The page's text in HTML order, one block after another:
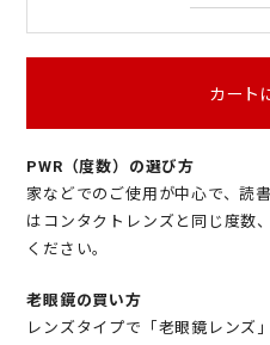
カート
PWR（度数）の選び方
家などでのご使用が中心で、読
はコンタクトレンズと同じ度数
ください。
老眼鏡の買い方
レンズタイプで「老眼鏡レンズ